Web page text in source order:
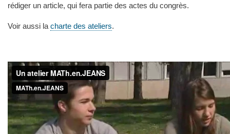
rédiger un article, qui fera partie des actes du congrès.
Voir aussi la charte des ateliers.